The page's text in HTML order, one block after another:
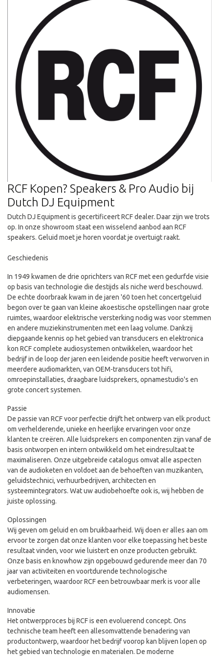
RCF Kopen? Speakers & Pro Audio bij
Dutch DJ Equipment
Dutch DJ Equipment is gecertificeert RCF dealer. Daar zijn we trots
op. In onze showroom staat een wisselend aanbod aan RCF
speakers. Geluid moet je horen voordat je overtuigt raakt.
Geschiedenis
In 1949 kwamen de drie oprichters van RCF met een gedurfde visie
op basis van technologie die destijds als niche werd beschouwd.
De echte doorbraak kwam in de jaren '60 toen het concertgeluid
begon over te gaan van kleine akoestische opstellingen naar grote
ruimtes, waardoor elektrische versterking nodig was voor stemmen
en andere muziekinstrumenten met een laag volume. Dankzij
diepgaande kennis op het gebied van transducers en elektronica
kon RCF complete audiosystemen ontwikkelen, waardoor het
bedrijf in de loop der jaren een leidende positie heeft verworven in
meerdere audiomarkten, van OEM-transducers tot hifi,
omroepinstallaties, draagbare luidsprekers, opnamestudio's en
grote concert systemen.
Passie
De passie van RCF voor perfectie drijft het ontwerp van elk product
om verhelderende, unieke en heerlijke ervaringen voor onze
klanten te creëren. Alle luidsprekers en componenten zijn vanaf de
basis ontworpen en intern ontwikkeld om het eindresultaat te
maximaliseren. Onze uitgebreide catalogus omvat alle aspecten
van de audioketen en voldoet aan de behoeften van muzikanten,
geluidstechnici, verhuurbedrijven, architecten en
systeemintegrators. Wat uw audiobehoefte ook is, wij hebben de
juiste oplossing.
Oplossingen
Wij geven om geluid en om bruikbaarheid. Wij doen er alles aan om
ervoor te zorgen dat onze klanten voor elke toepassing het beste
resultaat vinden, voor wie luistert en onze producten gebruikt.
Onze basis en knowhow zijn opgebouwd gedurende meer dan 70
jaar van activiteiten en voortdurende technologische
verbeteringen, waardoor RCF een betrouwbaar merk is voor alle
audiomensen.
Innovatie
Het ontwerpproces bij RCF is een evoluerend concept. Ons
technische team heeft een allesomvattende benadering van
productontwerp, waardoor het bedrijf voorop kan blijven lopen op
het gebied van technologie en materialen. De moderne